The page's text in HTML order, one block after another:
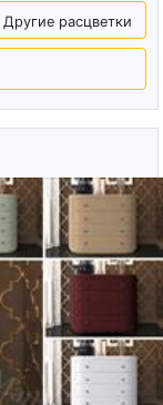
Другие расцветки